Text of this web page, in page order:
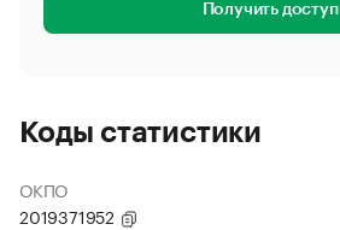
Получить доступ
Коды статистики
ОКПО
2019371952